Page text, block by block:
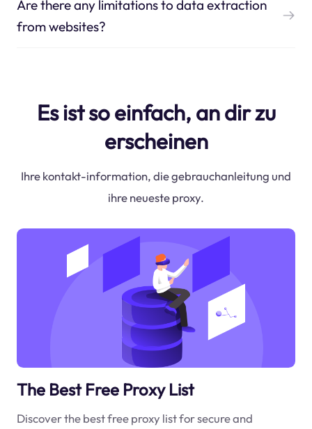
Are there any limitations to data extraction
from websites?
Es ist so einfach, an dir zu
erscheinen
Ihre kontakt-information, die gebrauchanleitung und
ihre neueste proxy.
The Best Free Proxy List
Discover the best free proxy list for secure and